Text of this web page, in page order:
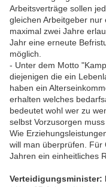
Arbeitsverträge sollen
gleichen Arbeitgeber
maximal zwei Jahre
Jahr eine erneute
möglich.
- Unter dem Motto
diejenigen die ein
haben ein
erhalten welches
bedeutet wohl wer zu
selbst Vorzusorgen
Wie
will man überprüfen. Für
Jahren ein einheitliches
Verteidigungsminister: